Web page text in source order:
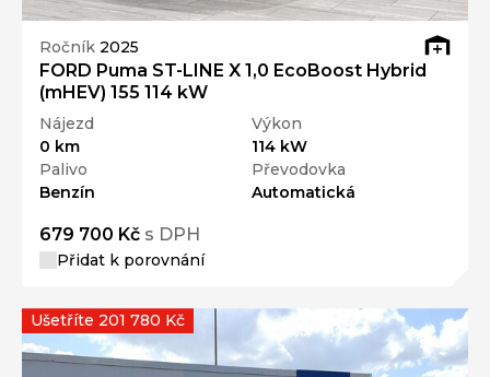
Ročník 2025
FORD Puma ST-LINE X 1,0 EcoBoost Hybrid
(mHEV) 155 114 kW
Nájezd
0 km
Výkon
114 kW
Palivo
Benzín
Převodovka
Automatická
679 700 Kč s DPH
Přidat k porovnání
Ušetříte 201 780 Kč